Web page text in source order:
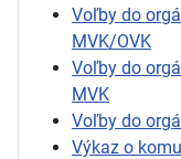
Voľby do
MVK/OVK
Voľby do
MVK
Voľby do
Výkaz o